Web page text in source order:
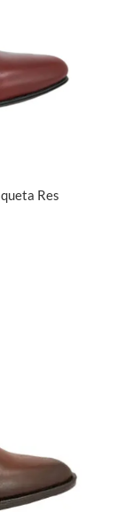
Res